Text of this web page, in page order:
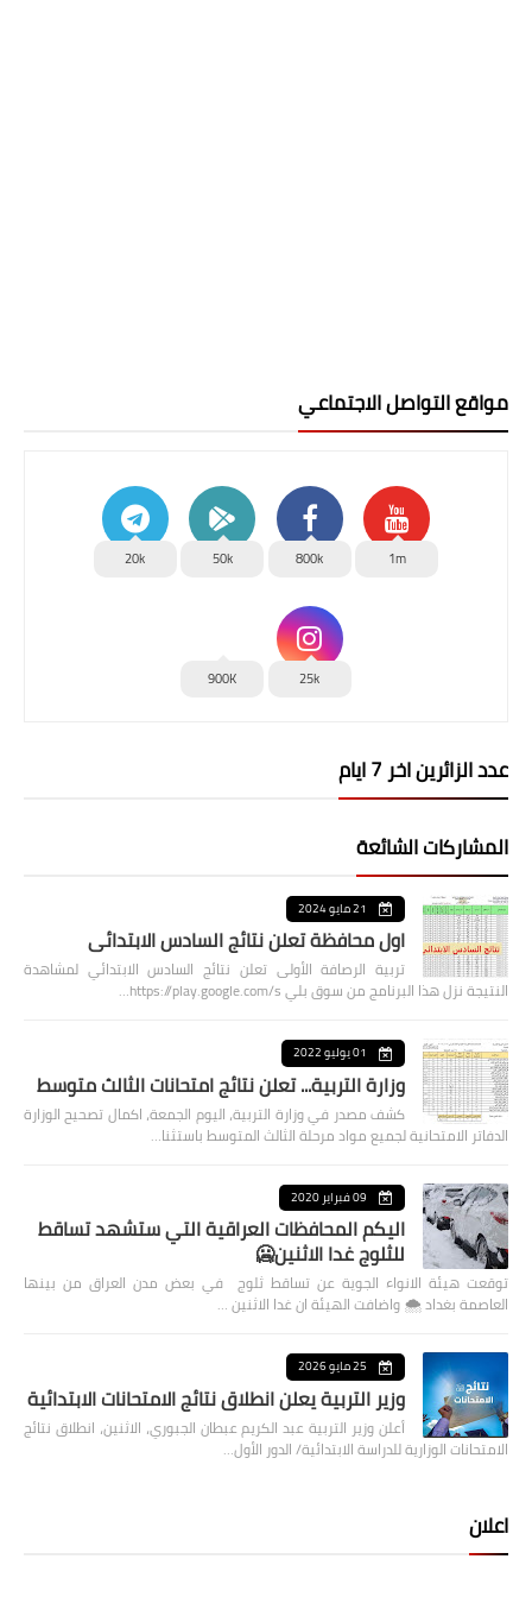
مواقع التواصل الاجتماعي
1m
800k
50k
20k
25k
900K
عدد الزائرين اخر 7 ايام
المشاركات الشائعة
21 مايو 2024
اول محافظة تعلن نتائج السادس الابتدائي
تربية الرصافة الأولى تعلن نتائج السادس الابتدائي لمشاهدة
النتيجة نزل هذا البرنامج من سوق بلي https://play.google.com/s…
01 يوليو 2022
وزارة التربية... تعلن نتائج امتحانات الثالث متوسط
كشف مصدر في وزارة التربية، اليوم الجمعة، اكمال تصحيح الوزارة
الدفاتر الامتحانية لجميع مواد مرحلة الثالث المتوسط باستثنا…
09 فبراير 2020
اليكم المحافظات العراقية التي ستشهد تساقط
للثلوج غدا الاثنين🥶
توقعت هيئة الانواء الجوية عن تساقط ثلوج في بعض مدن العراق من بينها
العاصمة بغداد ⁦🌨️⁩ واضافت الهيئة ان غدا الاثنين …
25 مايو 2026
وزير التربية يعلن انطلاق نتائج الامتحانات الابتدائية
أعلن وزير التربية عبد الكريم عبطان الجبوري، الاثنين، انطلاق نتائج
الامتحانات الوزارية للدراسة الابتدائية/ الدور الأول…
اعلان